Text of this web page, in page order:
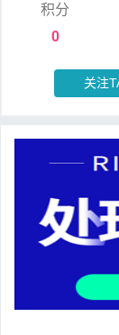
积分
0
关注